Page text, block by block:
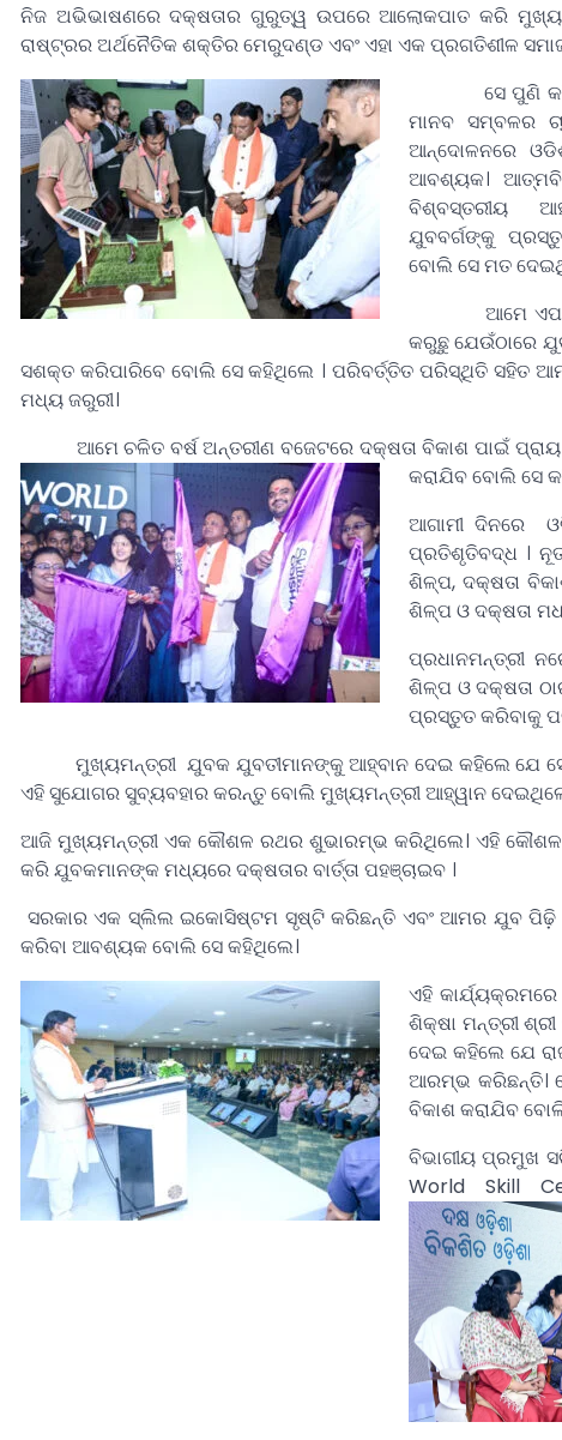
ନିଜ ଅଭିଭାଷଣରେ ଦକ୍ଷତାର ଗୁରୁତ୍ୱ ଉପରେ ଆଲୋକପାତ କରି
ରାଷ୍ଟ୍ରର ଅର୍ଥନୈତିକ ଶକ୍ତିର ମେରୁଦଣ୍ଡ ଏବଂ ଏହା ଏକ ପ୍ରଗତିଶୀଳ
ସେ ପୁଣି
ମାନବ ସମ୍ବଳର
ଆନ୍ଦୋଳନରେ
ଆବଶ୍ୟକ।
ବିଶ୍ବସ୍ତରୀୟ
ଯୁବବର୍ଗଙ୍କୁ
ବୋଲି ସେ ମତ
ଆମେ ଏପରି
କରୁଛୁ ଯେଉଁଠାରେ
ସଶକ୍ତ କରିପାରିବେ ବୋଲି ସେ କହିଥିଲେ । ପରିବର୍ତ୍ତିତ ପରିସ୍ଥିତି ସହିତ
ମଧ୍ୟ ଜରୁରୀ।
ଆମେ ଚଳିତ ବର୍ଷ ଅନ୍ତରୀଣ ବଜେଟରେ ଦକ୍ଷତା ବିକାଶ ପାଇଁ
କରାଯିବ ବୋଲି ସେ
ଆଗାମୀ ଦିନରେ
ପ୍ରତିଶୃତିବଦ୍ଧ ।
ଶିଳ୍ପ, ଦକ୍ଷତା
ଶିଳ୍ପ ଓ ଦକ୍ଷତା
ପ୍ରଧାନମନ୍ତ୍ରୀ
ଶିଳ୍ପ ଓ ଦକ୍ଷତା
ପ୍ରସ୍ତୁତ କରିବାକୁ
ମୁଖ୍ୟମନ୍ତ୍ରୀ ଯୁବକ ଯୁବତୀମାନଙ୍କୁ ଆହ୍ବାନ ଦେଇ କହିଲେ ଯେ
ଏହି ସୁଯୋଗର ସୁବ୍ୟବହାର କରନ୍ତୁ ବୋଲି ମୁଖ୍ୟମନ୍ତ୍ରୀ ଆହ୍ୱାନ
ଆଜି ମୁଖ୍ୟମନ୍ତ୍ରୀ ଏକ କୌଶଳ ରଥର ଶୁଭାରମ୍ଭ କରିଥିଲେ। ଏହି କୌଶଳ
କରି ଯୁବକମାନଙ୍କ ମଧ୍ୟରେ ଦକ୍ଷତାର ବାର୍ତ୍ତା ପହଞ୍ଚାଇବ ।
ସରକାର ଏକ ସ୍ଲିଲ ଇକୋସିଷ୍ଟମ ସୃଷ୍ଟି କରିଛନ୍ତି ଏବଂ ଆମର ଯୁବ ପିଢ଼ି
କରିବା ଆବଶ୍ୟକ ବୋଲି ସେ କହିଥିଲେ।
ଏହି
ଶିକ୍ଷା ମନ୍ତ୍ରୀ
ଦେଇ କହିଲେ ଯେ
ଆରମ୍ଭ କରିଛନ୍ତି।
ବିକାଶ କରାଯିବ
ବିଭାଗୀୟ ପ୍ରମୁଖ
World Skill